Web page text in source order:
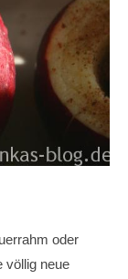
oder
völlig neue